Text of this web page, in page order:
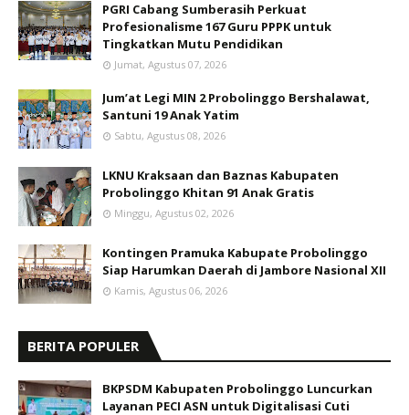
PGRI Cabang Sumberasih Perkuat
Profesionalisme 167 Guru PPPK untuk
Tingkatkan Mutu Pendidikan
Jumat, Agustus 07, 2026
Jum’at Legi MIN 2 Probolinggo Bershalawat,
Santuni 19 Anak Yatim
Sabtu, Agustus 08, 2026
LKNU Kraksaan dan Baznas Kabupaten
Probolinggo Khitan 91 Anak Gratis
Minggu, Agustus 02, 2026
Kontingen Pramuka Kabupate Probolinggo
Siap Harumkan Daerah di Jambore Nasional XII
Kamis, Agustus 06, 2026
BERITA POPULER
BKPSDM Kabupaten Probolinggo Luncurkan
Layanan PECI ASN untuk Digitalisasi Cuti